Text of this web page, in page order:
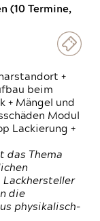
(10 Termine,
+
beim
+ Mängel und
Modul
Lackierung +
das Thema
Lackhersteller
die
physikalisch-